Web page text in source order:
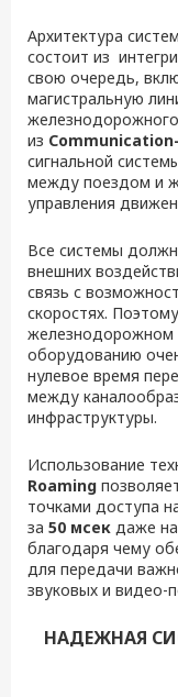
Архитектура
состоит из
свою очередь,
магистральную
из
сигнальной
между поездом и
управления
Все системы
внешних
связь с
скоростях.
железнодорожном
оборудованию
нулевое время
между
инфраструктуры.
Использование
Roaming
точками доступа
за 50 мсек даже
благодаря чему
для передачи
звуковых и видео-
НАДЕЖНАЯ